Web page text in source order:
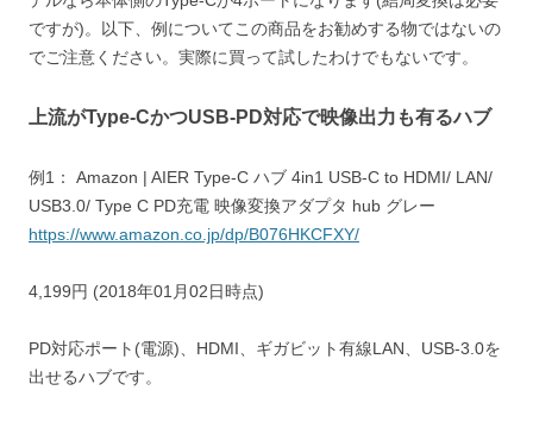
ですが)。以下、例についてこの商品をお勧めする物ではないの
でご注意ください。実際に買って試したわけでもないです。
上流がType-CかつUSB-PD対応で映像出力も有るハブ
例1： Amazon | AIER Type-C ハブ 4in1 USB-C to HDMI/ LAN/
USB3.0/ Type C PD充電 映像変換アダプタ hub グレー
https://www.amazon.co.jp/dp/B076HKCFXY/
4,199円 (2018年01月02日時点)
PD対応ポート(電源)、HDMI、ギガビット有線LAN、USB-3.0を
出せるハブです。